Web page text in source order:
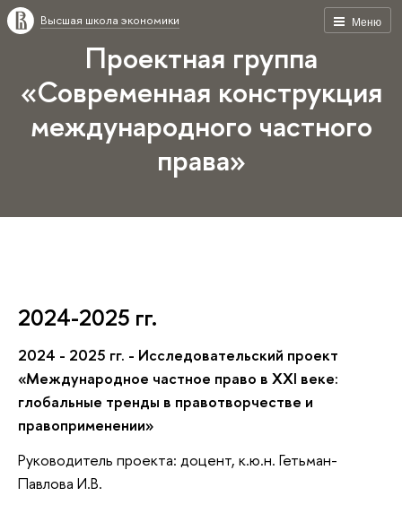
Меню
Высшая школа экономики
Проектная группа
«Современная конструкция
международного частного
права»
2024-2025 гг.
2024 - 2025 гг. - Исследовательский проект
«Международное частное право в XXI веке:
глобальные тренды в правотворчестве и
правоприменении»
Руководитель проекта: доцент, к.ю.н. Гетьман-
Павлова И.В.